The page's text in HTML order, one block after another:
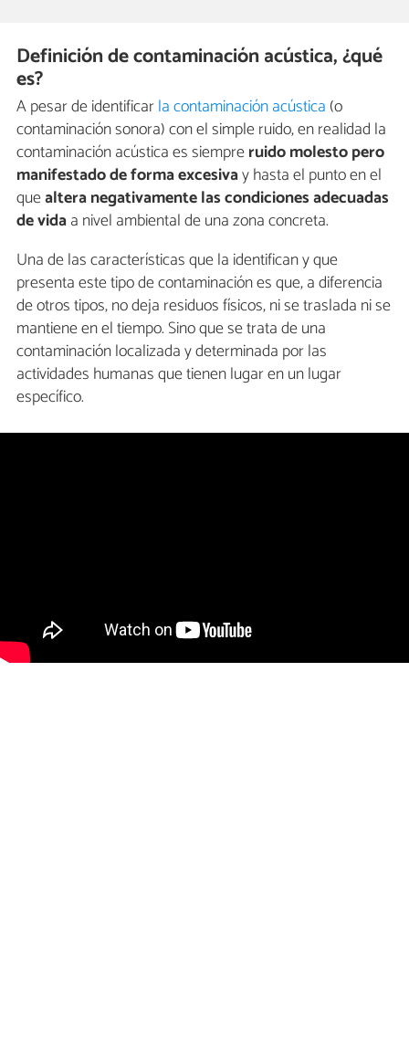
Definición de contaminación acústica, ¿qué
es?
A pesar de identificarla contaminación acústica (o
contaminación sonora) con el simple ruido, en realidad la
contaminación acústica es siempreruido molesto pero
manifestado de forma excesivay hasta el punto en el
quealtera negativamente las condiciones adecuadas
de vidaa nivel ambiental de una zona concreta.
Una de las características que la identifican y que
presenta este tipo de contaminación es que, a diferencia
de otros tipos, no deja residuos físicos, ni se traslada ni se
mantiene en el tiempo. Sino que se trata de una
contaminación localizada y determinada por las
actividades humanas que tienen lugar en un lugar
específico.